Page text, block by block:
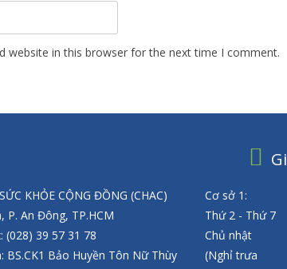
website in this browser for the next time I comment.
KHỎE CỘNG ĐỒNG (CHAC)
P. An Đông, TP.HCM
(028) 39 57 31 78
BS.CK1 Bảo Huyền Tôn Nữ Thùy
Cơ sở 1:
Thứ 2 - Thứ 7
Chủ nhật
(Nghỉ trưa